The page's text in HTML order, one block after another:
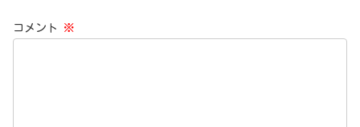
コメント ※